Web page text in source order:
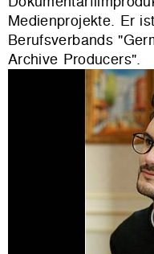
Medienprojekte. Er
Berufsverbands
Archive Producers".